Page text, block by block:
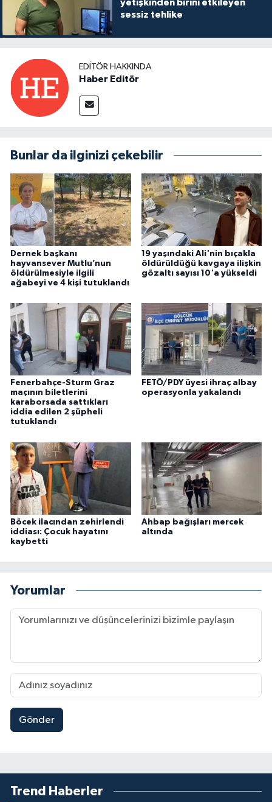
yetişkinden birini etkileyen
sessiz tehlike
EDITÖR HAKKINDA
Haber Editör
Bunlar da ilginizi çekebilir
Dernek başkanı
hayvansever Mutlu’nun
öldürülmesiyle ilgili
ağabeyi ve 4 kişi tutuklandı
19 yaşındaki Ali'nin bıçakla
öldürüldüğü kavgaya ilişkin
gözaltı sayısı 10'a yükseldi
Fenerbahçe-Sturm Graz
maçının biletlerini
karaborsada sattıkları
iddia edilen 2 şüpheli
tutuklandı
FETÖ/PDY üyesi ihraç albay
operasyonla yakalandı
Böcek ilacından zehirlendi
iddiası: Çocuk hayatını
kaybetti
Ahbap bağışları mercek
altında
Yorumlar
Gönder
Trend Haberler